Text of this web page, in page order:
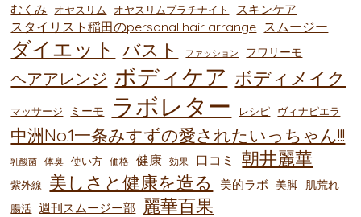
むくみ オヤスリム オヤスリムプラチナイト スキンケア
スタイリスト稲田のpersonal hair arrange スムージー
ダイエット バスト ファッション フワリーモ
ヘアアレンジ ボディケア ボディメイク
マッサージ ミーモ ラボレター レシピ ヴィナピエラ
中洲No.1一条みすずの愛されたいっちゃん!!!
乳酸菌 体臭 使い方 価格 健康 効果 口コミ 朝井麗華
紫外線 美しさと健康を造る 美的ラボ 美脚 肌荒れ
腸活 週刊スムージー部 麗華百果